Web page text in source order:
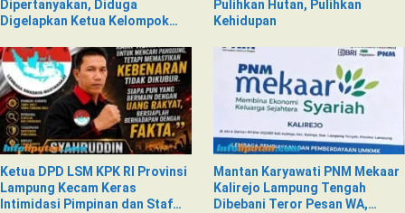
Dipertanyakan, Diduga
Digelapkan Ketua Kelompok
Pulihkan Hutan, Pulihkan
Kehidupan
Ketua DPD LSM KPK RI Provinsi
Lampung Kecam Keras
Intimidasi Pimpinan dan Staf
Mantan Karyawati PNM Mekaar
Kalirejo Lampung Tengah
Dibebani Teror Pesan WA,